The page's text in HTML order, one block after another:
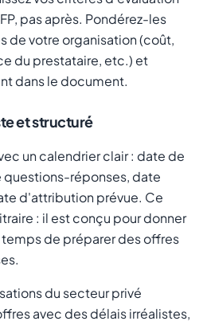
pas après. Pondérez-les
de votre organisation (coût,
du prestataire, etc.) et
dans le document.
et structuré
un calendrier clair : date de
réponses, date
d'attribution prévue. Ce
: il est conçu pour donner
temps de préparer des offres
du secteur privé
avec des délais irréalistes,